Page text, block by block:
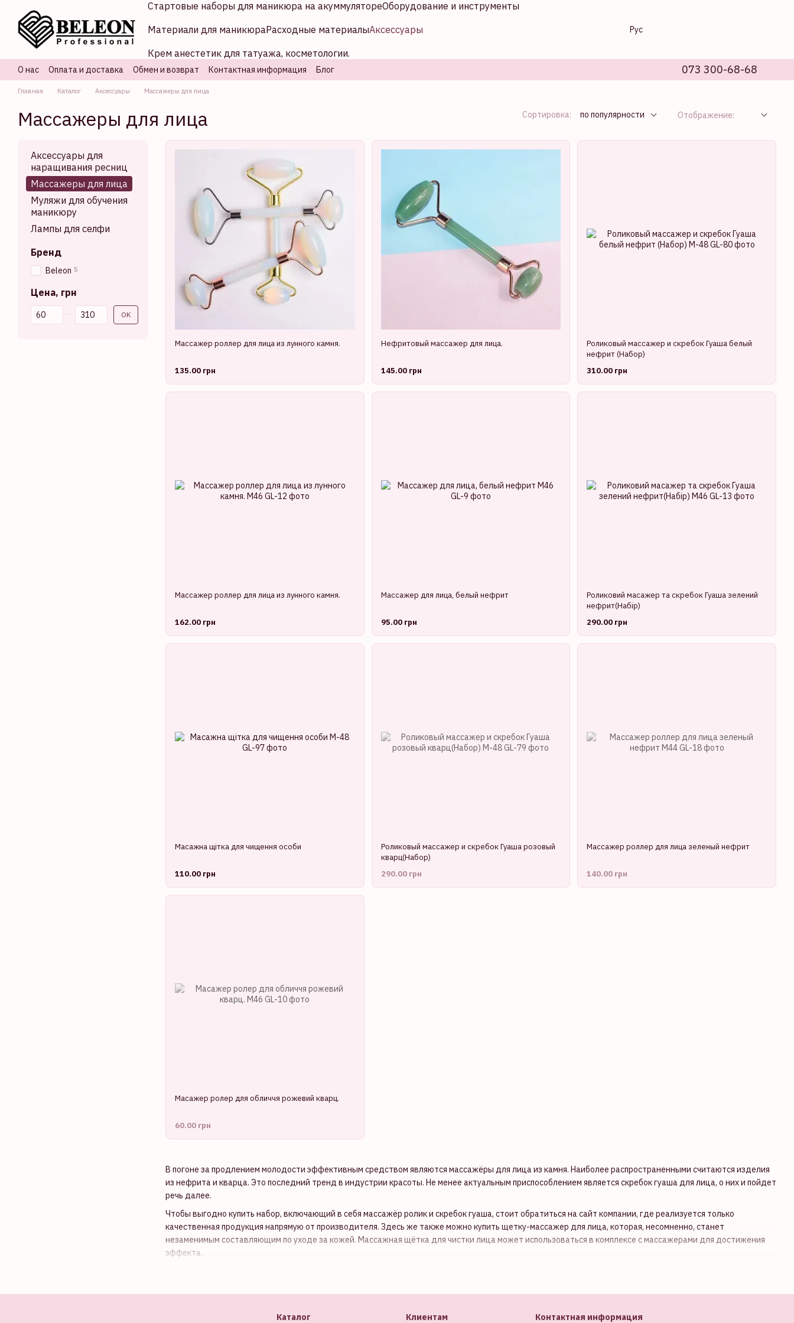
Перейти к основному контенту Стартовые наборы для маникюра на акуммулятореОборудование и инструменты
Материали для маникюраРасходные материалыАксессуары
Крем анестетик для татуажа, косметологии.
Рус
О нас Оплата и доставка Обмен и возврат Контактная информация Блог 073 300-68-68
Главная Каталог Аксессуары Массажеры для лица
Массажеры для лица Сортировка: по популярности Отображение:
В погоне за продлением молодости эффективным средством являются массажёры для лица из камня. Наиболее распространенными считаются изделия
из нефрита и кварца. Это последний тренд в индустрии красоты. Не менее актуальным приспособлением является скребок гуаша для лица, о них и пойдет
речь далее.
Чтобы выгодно купить набор, включающий в себя массажёр ролик и скребок гуаша, стоит обратиться на сайт компании, где реализуется только
качественная продукция напрямую от производителя. Здесь же также можно купить щетку-массажер для лица, которая, несомненно, станет
незаменимым составляющим по уходе за кожей. Массажная щётка для чистки лица может использоваться в комплексе с массажерами для достижения
эффекта.
Как работают массажёры для лица: из камня, кварц, нефрит
Массажер роллер для лица из лунного камня.
135.00 грн
Нефритовый массажер для лица.
145.00 грн
Роликовый массажер и скребок Гуаша белый
нефрит (Набор)
310.00 грн
Массажер роллер для лица из лунного камня.
162.00 грн
Массажер для лица, белый нефрит
95.00 грн
Роликовий масажер та скребок Гуаша зелений
нефрит(Набір)
290.00 грн
Масажна щітка для чищення особи
110.00 грн
Роликовый массажер и скребок Гуаша розовый
кварц(Набор)
290.00 грн
Массажер роллер для лица зеленый нефрит
140.00 грн
Масажер ролер для обличчя рожевий кварц.
60.00 грн
Аксессуары для
наращивания ресниц
Массажеры для лица
Муляжи для обучения
маникюру
Лампы для селфи
Бренд
Beleon 5
Цена, грн
От Цена, грн
До Цена, грн OK
Каталог Клиентам Контактная информация